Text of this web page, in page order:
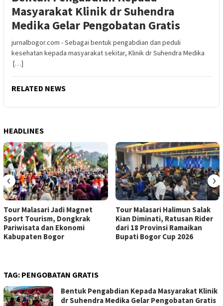
Masyarakat Klinik dr Suhendra
Medika Gelar Pengobatan Gratis
jurnalbogor.com - Sebagai bentuk pengabdian dan peduli
kesehatan kepada masyarakat sekitar, Klinik dr Suhendra Medika
[…]
RELATED NEWS
HEADLINES
Tour Malasari Jadi Magnet
Sport Tourism, Dongkrak
Pariwisata dan Ekonomi
Kabupaten Bogor
Tour Malasari Halimun Salak
Kian Diminati, Ratusan Rider
dari 18 Provinsi Ramaikan
Bupati Bogor Cup 2026
‹ ›
TAG: PENGOBATAN GRATIS
Bentuk Pengabdian Kepada Masyarakat Klinik
dr Suhendra Medika Gelar Pengobatan Gratis